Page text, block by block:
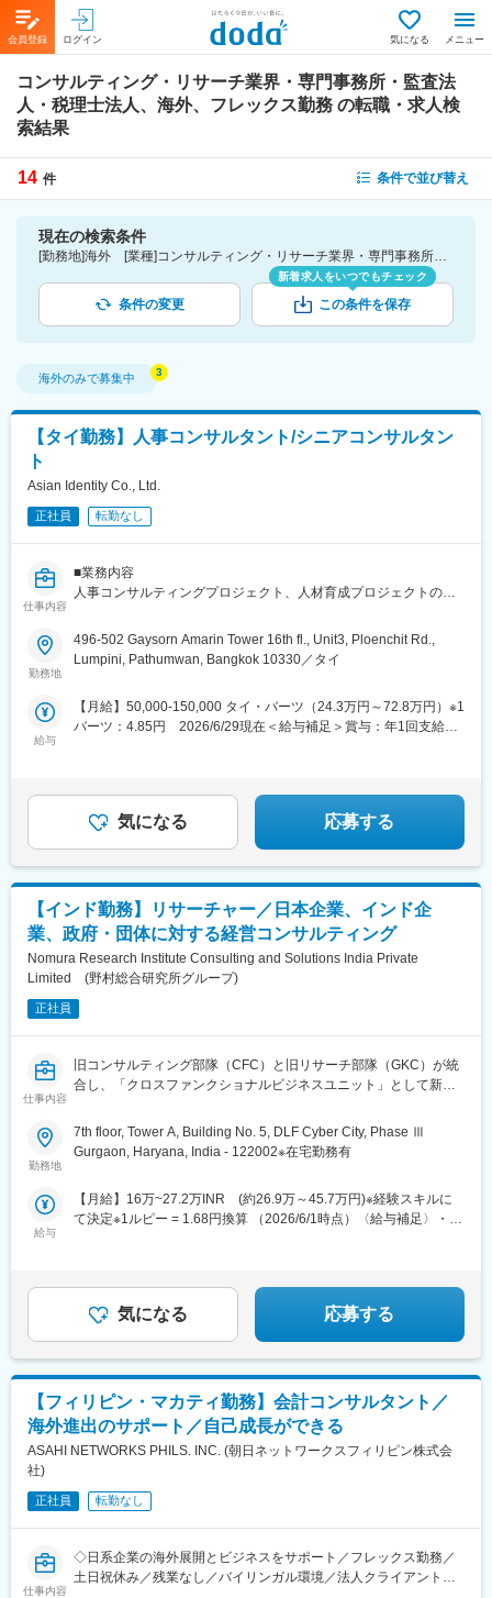
会員登録 ログイン 気になる メニュー
コンサルティング・リサーチ業界・専門事務所・監査法
人・税理士法人、海外、フレックス勤務 の転職・求人検
索結果
14 件 条件で並び替え
現在の検索条件
[勤務地]海外 [業種]コンサルティング・リサーチ業界・専門事務所・監査法人・税理士法人 [詳細条件](休日・働き方)フレックス勤務
条件の変更
新着求人をいつでもチェック
この条件を保存
海外のみで募集中
【タイ勤務】人事コンサルタント/シニアコンサルタン
ト
Asian Identity Co., Ltd.
正社員 転勤なし
仕事内容
■業務内容
人事コンサルティングプロジェクト、人材育成プロジェクトのデ
・見込み顧客への営業、提案活動、顧客リレーション
・プロジェクト設計、プロジェクトマネジメント
■弊社で働く魅力：
職・一般従業員向けの研修やワークショップの企画・実施、組織
風土改革の推進など、多岐にわたります。
クライアント企業の経営課題と密接に関わりながら、現場の課題
を解決する実践的なコンサルティングが特徴です。例えば、
MBO（目標管理制度）の導入支援では、単なる制度設計に留まら
ず、現場の理解を深めるためのワークショップを併せて実施し、
制度が定着するまで伴走します。また、経営戦略に基づいた報酬
業の成長に直結するプロジェクトを推進できます。
多文化環境の中で異なる価値観を持つ経営層・現場社員と協働す
とができ、専門性を高めることが可能です。
成長市場で人事のプロとして挑戦したい方をお待ちしています。
★書類選考通過時には、パーソル海外拠点の現地日本人コンサル
タントがしっかりとサポートいたしますので、安心してご応募く
勤務地
496-502 Gaysorn Amarin Tower 16th fl., Unit3, Ploenchit Rd.,
Lumpini, Pathumwan, Bangkok 10330／タイ
給与
【月給】50,000-150,000 タイ・バーツ（24.3万円～72.8万円）※1
バーツ：4.85円 2026/6/29現在＜給与補足＞賞与：年1回支給
気になる 応募する
【インド勤務】リサーチャー／日本企業、インド企
業、政府・団体に対する経営コンサルティング
Nomura Research Institute Consulting and Solutions India Private
Limited (野村総合研究所グループ)
正社員
仕事内容
旧コンサルティング部隊（CFC）と旧リサーチ部隊（GKC）が統
合し、「クロスファンクショナルビジネスユニット」として新た
ト推進までを一貫して行う体制を構築しております。事業拡大に
伴い、ポテンシャル枠として新卒・第二新卒の方々を3～4名程度
■業務内容：
社内外から委託されるリサーチ依頼に応じて、調査およびレポー
・クライアントへの提案資料作成サポート
・プロジェクトの推進サポート
将来的には、新規顧客開拓や若手メンバーの育成にも携わってい
ただきます。
■組織構成
・全体：100名（内日本人30名）
・所属部署： クロスファンクショナルビジネスユニット
・レポート先： 日本人部門長
★書類選考通過時には、パーソル海外拠点の現地日本人コンサル
■インドで働く魅力
勤務地
7th floor, Tower A, Building No. 5, DLF Cyber City, Phase Ⅲ
Gurgaon, Haryana, India - 122002※在宅勤務有
給与
【月給】16万~27.2万INR (約26.9万～45.7万円)※経験スキルに
て決定※1ルピー = 1.68円換算 （2026/6/1時点）〈給与補足〉・賞
気になる 応募する
【フィリピン・マカティ勤務】会計コンサルタント／
海外進出のサポート／自己成長ができる
ASAHI NETWORKS PHILS. INC. (朝日ネットワークスフィリピン株式会
社)
正社員 転勤なし
仕事内容
◇日系企業の海外展開とビジネスをサポート／フレックス勤務／
土日祝休み／残業なし／バイリンガル環境／法人クライアント担